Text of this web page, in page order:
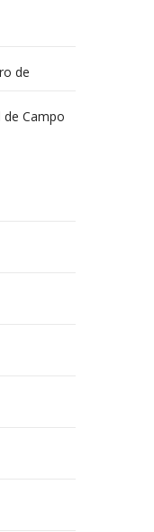
de
- Revista
de Campo